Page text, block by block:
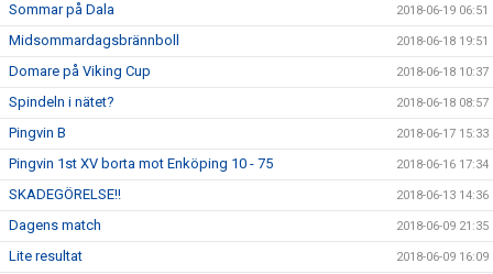
Sommar på Dala 2018-06-19 06:51
Midsommardagsbrännboll 2018-06-18 19:51
Domare på Viking Cup 2018-06-18 10:37
Spindeln i nätet? 2018-06-18 08:57
Pingvin B 2018-06-17 15:33
Pingvin 1st XV borta mot Enköping 10 - 75 2018-06-16 17:34
SKADEGÖRELSE!! 2018-06-13 14:36
Dagens match 2018-06-09 21:35
Lite resultat 2018-06-09 16:09